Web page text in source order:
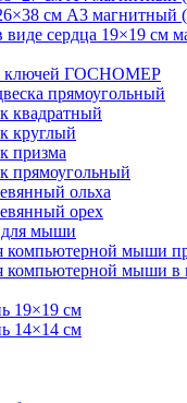
см А3 магнитный
виде сердца 19×19 см
ключей ГОСНОМЕР
прямоугольный
квадратный
круглый
призма
прямоугольный
ольха
орех
для мыши
компьютерной мыши
компьютерной мыши в
19×19 см
14×14 см